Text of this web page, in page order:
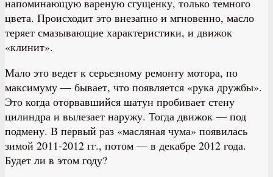
цвета. Происходит это внезапно и мгновенно, масло
теряет смазывающие характеристики, и движок
«клинит».
Мало это ведет к серьезному ремонту мотора, по
максимуму — бывает, что появляется «рука дружбы».
Это когда оторвавшийся шатун пробивает стену
цилиндра и вылезает наружу. Тогда движок — под
подмену. В первый раз «масляная чума» появилась
зимой 2011-2012 гг., потом — в декабре 2012 года.
Будет ли в этом году?